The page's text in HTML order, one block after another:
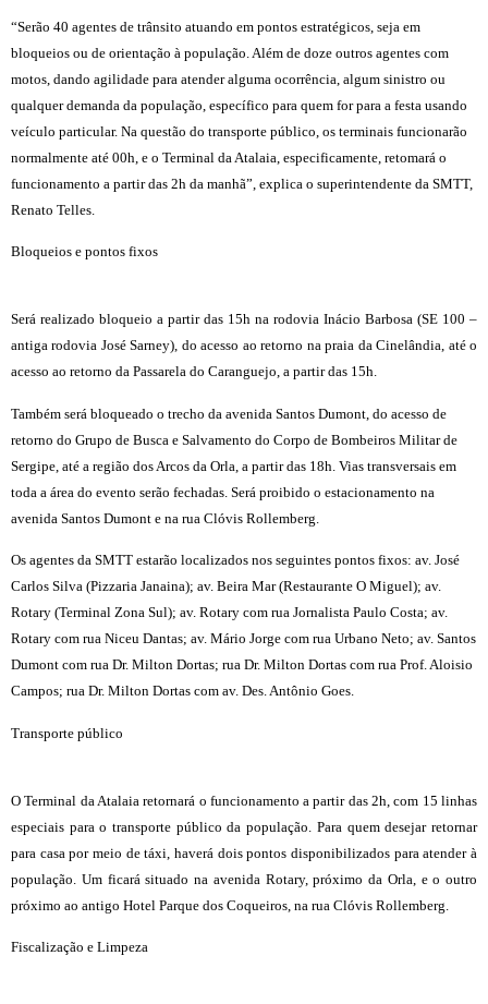
“Serão 40 agentes de trânsito atuando em pontos estratégicos, seja em
bloqueios ou de orientação à população. Além de doze outros agentes com
motos, dando agilidade para atender alguma ocorrência, algum sinistro ou
qualquer demanda da população, específico para quem for para a festa usando
veículo particular. Na questão do transporte público, os terminais funcionarão
normalmente até 00h, e o Terminal da Atalaia, especificamente, retomará o
funcionamento a partir das 2h da manhã”, explica o superintendente da SMTT,
Renato Telles.
Bloqueios e pontos fixos
Será realizado bloqueio a partir das 15h na rodovia Inácio Barbosa (SE 100 –
antiga rodovia José Sarney), do acesso ao retorno na praia da Cinelândia, até o
acesso ao retorno da Passarela do Caranguejo, a partir das 15h.
Também será bloqueado o trecho da avenida Santos Dumont, do acesso de
retorno do Grupo de Busca e Salvamento do Corpo de Bombeiros Militar de
Sergipe, até a região dos Arcos da Orla, a partir das 18h. Vias transversais em
toda a área do evento serão fechadas. Será proibido o estacionamento na
avenida Santos Dumont e na rua Clóvis Rollemberg.
Os agentes da SMTT estarão localizados nos seguintes pontos fixos: av. José
Carlos Silva (Pizzaria Janaina); av. Beira Mar (Restaurante O Miguel); av.
Rotary (Terminal Zona Sul); av. Rotary com rua Jornalista Paulo Costa; av.
Rotary com rua Niceu Dantas; av. Mário Jorge com rua Urbano Neto; av. Santos
Dumont com rua Dr. Milton Dortas; rua Dr. Milton Dortas com rua Prof. Aloisio
Campos; rua Dr. Milton Dortas com av. Des. Antônio Goes.
Transporte público
O Terminal da Atalaia retornará o funcionamento a partir das 2h, com 15 linhas
especiais para o transporte público da população. Para quem desejar retornar
para casa por meio de táxi, haverá dois pontos disponibilizados para atender à
população. Um ficará situado na avenida Rotary, próximo da Orla, e o outro
próximo ao antigo Hotel Parque dos Coqueiros, na rua Clóvis Rollemberg.
Fiscalização e Limpeza